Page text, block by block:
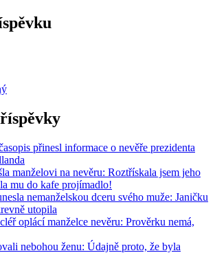
přinesl informace o nevěře prezidenta
manželovi na nevěru: Roztřískala jsem jeho
mu do kafe projímadlo!
nemanželskou dceru svého muže: Janičku
utopila
oplácí manželce nevěru: Prověrku nemá,
nebohou ženu: Údajně proto, že byla